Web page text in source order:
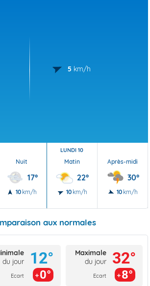
5 km/h
Nuit
17°
10 km/h
LUNDI 10
Matin
22°
10 km/h
Après-midi
30°
10 km/h
aux normales
du jour
Ecart
12°
0°
Maximale
du jour
Ecart
32°
8°